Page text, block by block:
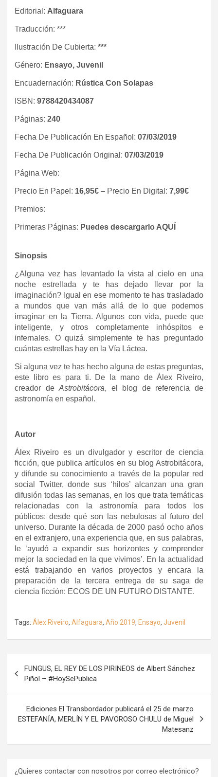
Editorial: Alfaguara
Traducción: ***
Ilustración De Cubierta: ***
Género: Ensayo, Juvenil
Encuadernación: Rústica Con Solapas
ISBN: 9788420434087
Páginas: 240
Fecha De Publicación En Español: 07/03/2019
Fecha De Publicación Original: 07/03/2019
Página Web:
Precio En Papel: 16,95€ – Precio En Digital: 7,99€
Premios:
Primeras Páginas: Puedes descargarlo AQUÍ
Sinopsis
¿Alguna vez has levantado la vista al cielo en una
noche estrellada y te has dejado llevar por la
imaginación? Igual en ese momento te has trasladado
a mundos que van más allá de lo que podemos
imaginar en la Tierra. Algunos con vida, puede que
inteligente, y otros completamente inhóspitos e
infernales. O quizá simplemente te has preguntado
cuántas estrellas hay en la Vía Láctea.
Si alguna vez te has hecho alguna de estas preguntas,
este libro es para ti. De la mano de Álex Riveiro,
creador deAstrobitácora, el blog de referencia de
astronomía en español.
Autor
Álex Riveiro es un divulgador y escritor de ciencia
ficción, que publica artículos en su blog Astrobitácora,
y difunde su conocimiento a través de la popular red
social Twitter, donde sus ‘hilos’ alcanzan una gran
difusión todas las semanas, en los que trata temáticas
relacionadas con la astronomía para todos los
públicos: desde qué son las nebulosas al futuro del
universo. Durante la década de 2000 pasó ocho años
en el extranjero, una experiencia que, en sus palabras,
le ‘ayudó a expandir sus horizontes y comprender
mejor la sociedad en la que vivimos’. En la actualidad
está trabajando en varios proyectos y encara la
preparación de la tercera entrega de su saga de
ciencia ficción: ECOS DE UN FUTURO DISTANTE.
Tags: Álex Riveiro, Alfaguara, Año 2019, Ensayo, Juvenil
de
entradas
FUNGUS, EL REY DE LOS PIRINEOS de Albert Sánchez
Piñol – #HoySePublica
Ediciones El Transbordador publicará el 25 de marzo
ESTEFANÍA, MERLÍN Y EL PAVOROSO CHULU de Miguel
Matesanz
¿Quieres contactar con nosotros por correo electrónico?